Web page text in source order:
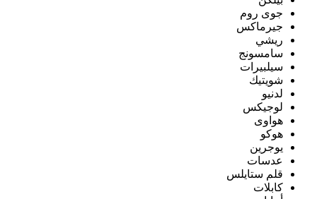
جوى روم
جيرماكس
ريشي
سامسونج
سيلبيرات
شويتيك
لدنيو
لوجيكس
هواوى
هوكو
يوجرين
عدسات
قلم ستايلس
كابلات